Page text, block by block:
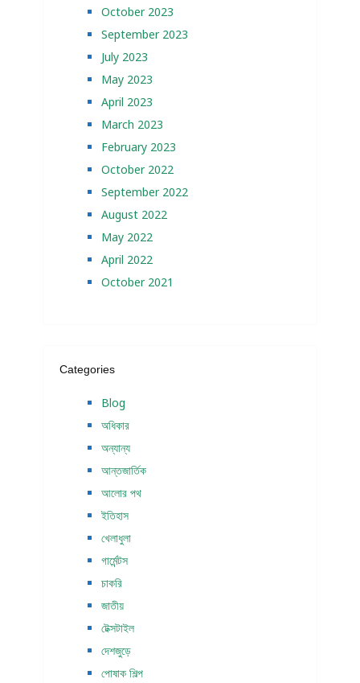
October 2023
September 2023
July 2023
May 2023
April 2023
March 2023
February 2023
October 2022
September 2022
August 2022
May 2022
April 2022
October 2021
Categories
Blog
অধিকার
অন্যান্য
আন্তজার্তিক
আলোর পথ
ইতিহাস
খেলাধুলা
গার্মেন্টস
চাকরি
জাতীয়
টেক্সটাইল
দেশজুড়ে
পোষাক শিল্প